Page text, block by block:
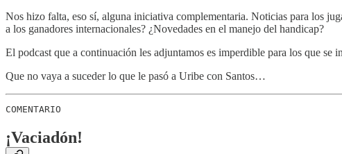
Nos hizo falta, eso sí, alguna iniciativa complementaria. Noticias para los
a los ganadores internacionales? ¿Novedades en el manejo del handicap?
El podcast que a continuación les adjuntamos es imperdible para los que
Que no vaya a suceder lo que le pasó a Uribe con Santos…
COMENTARIO
¡Vaciadón!